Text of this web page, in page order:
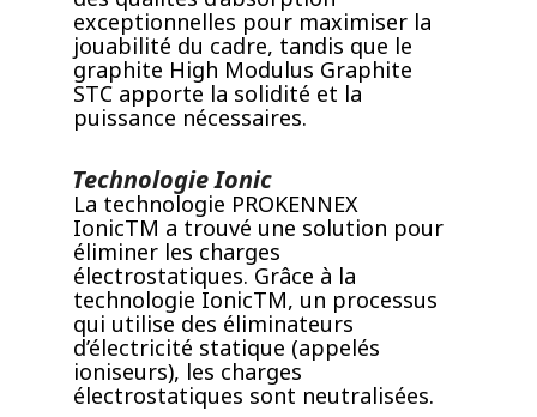
exceptionnelles pour maximiser la
jouabilité du cadre, tandis que le
graphite High Modulus Graphite
STC apporte la solidité et la
puissance nécessaires.
Technologie Ionic
La technologie PROKENNEX
IonicTM a trouvé une solution pour
éliminer les charges
électrostatiques. Grâce à la
technologie IonicTM, un processus
qui utilise des éliminateurs
d’électricité statique (appelés
ioniseurs), les charges
électrostatiques sont neutralisées.